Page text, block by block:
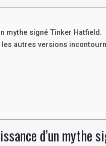
mythe signé Tinker Hatfield.
autres versions
d’un mythe